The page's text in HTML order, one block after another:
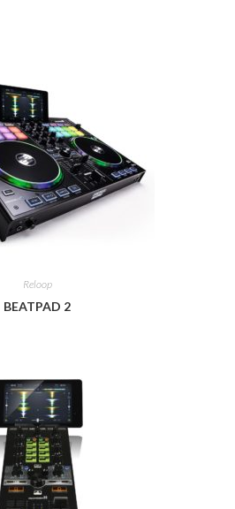
Reloop
BEATPAD 2